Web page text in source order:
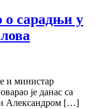
сарадњи у
и министар
је данас са
Александром […]